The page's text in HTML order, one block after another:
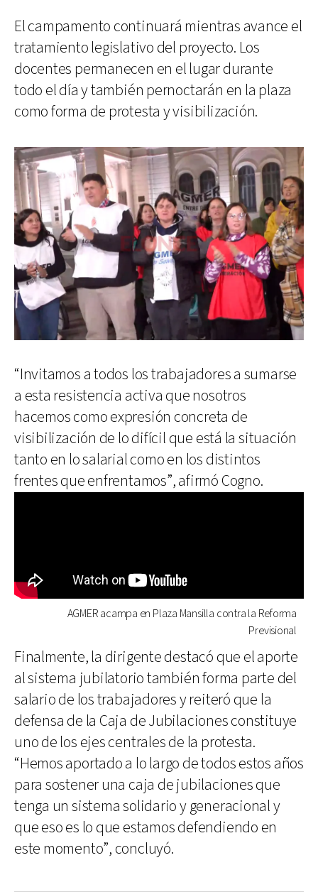
El campamento continuará mientras avance el
tratamiento legislativo del proyecto. Los
docentes permanecen en el lugar durante
todo el día y también pernoctarán en la plaza
como forma de protesta y visibilización.
“Invitamos a todos los trabajadores a sumarse
a esta resistencia activa que nosotros
hacemos como expresión concreta de
visibilización de lo difícil que está la situación
tanto en lo salarial como en los distintos
frentes que enfrentamos”, afirmó Cogno.
AGMER acampa en Plaza Mansilla contra la Reforma
Previsional
Finalmente, la dirigente destacó que el aporte
al sistema jubilatorio también forma parte del
salario de los trabajadores y reiteró que la
defensa de la Caja de Jubilaciones constituye
uno de los ejes centrales de la protesta.
“Hemos aportado a lo largo de todos estos años
para sostener una caja de jubilaciones que
tenga un sistema solidario y generacional y
que eso es lo que estamos defendiendo en
este momento”, concluyó.